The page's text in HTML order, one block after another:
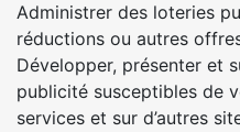
Administrer des loteries
réductions ou autres
Développer, présenter et
publicité susceptibles de
services et sur d’autres